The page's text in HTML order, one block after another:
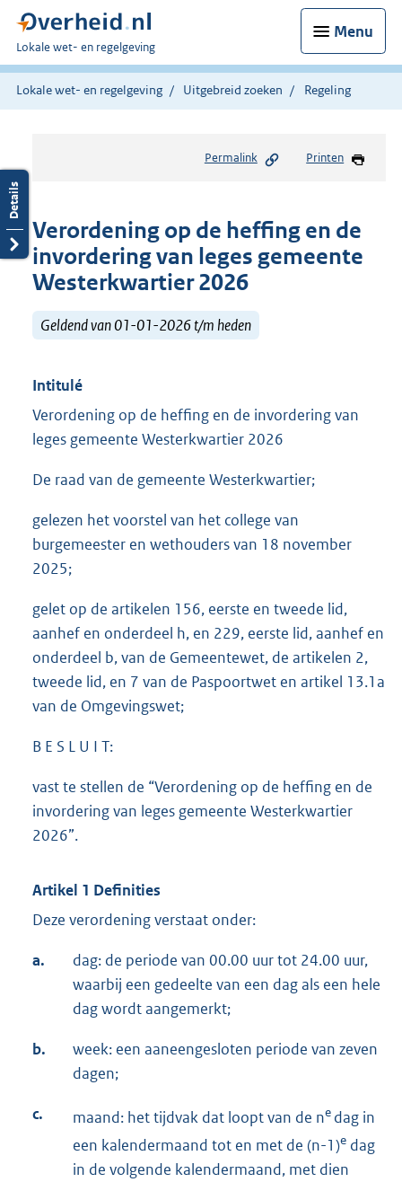
Menu
U
bent
hier:
Lokale wet- en regelgeving
Lokale wet- en regelgeving Uitgebreid zoeken Regeling
Permalink Printen
Verordening op de heffing en de
invordering van leges gemeente
Westerkwartier 2026
Geldend van 01-01-2026 t/m heden
Intitulé
Verordening op de heffing en de invordering van
leges gemeente Westerkwartier 2026
De raad van de gemeente Westerkwartier;
gelezen het voorstel van het college van
burgemeester en wethouders van 18 november
2025;
gelet op de artikelen 156, eerste en tweede lid,
aanhef en onderdeel h, en 229, eerste lid, aanhef en
onderdeel b, van de Gemeentewet, de artikelen 2,
tweede lid, en 7 van de Paspoortwet en artikel 13.1a
van de Omgevingswet;
B E S L U I T:
vast te stellen de “Verordening op de heffing en de
invordering van leges gemeente Westerkwartier
2026”.
Artikel 1 Definities
Deze verordening verstaat onder:
a.
dag: de periode van 00.00 uur tot 24.00 uur,
waarbij een gedeelte van een dag als een hele
dag wordt aangemerkt;
b.
week: een aaneengesloten periode van zeven
dagen;
c. maand: het tijdvak dat loopt van de ne dag in
een kalendermaand tot en met de (n-1)e dag
in de volgende kalendermaand, met dien